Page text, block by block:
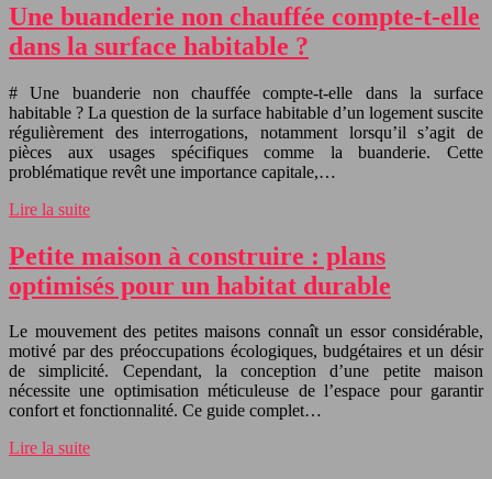
Une buanderie non chauffée compte-t-elle
dans la surface habitable ?
# Une buanderie non chauffée compte-t-elle dans la surface
habitable ? La question de la surface habitable d’un logement suscite
régulièrement des interrogations, notamment lorsqu’il s’agit de
pièces aux usages spécifiques comme la buanderie. Cette
problématique revêt une importance capitale,…
Lire la suite
Petite maison à construire : plans
optimisés pour un habitat durable
Le mouvement des petites maisons connaît un essor considérable,
motivé par des préoccupations écologiques, budgétaires et un désir
de simplicité. Cependant, la conception d’une petite maison
nécessite une optimisation méticuleuse de l’espace pour garantir
confort et fonctionnalité. Ce guide complet…
Lire la suite